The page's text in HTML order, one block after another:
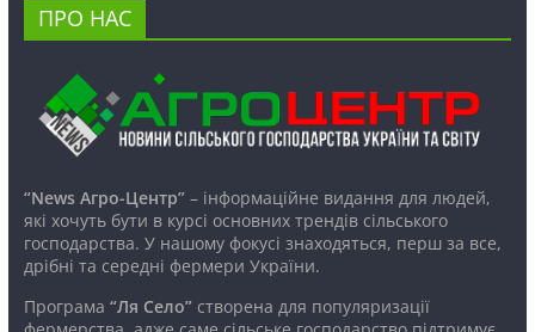
ПРО НАС
“News Агро-Центр”– інформаційне видання для людей,
які хочуть бути в курсі основних трендів сільського
господарства. У нашому фокусі знаходяться, перш за все,
дрібні та середні фермери України.
Програма “Ля Село”створена для популяризації